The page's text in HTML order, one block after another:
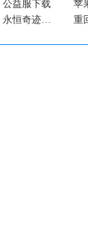
永恒奇迹变态版iOS下载|永恒奇迹公益服下载